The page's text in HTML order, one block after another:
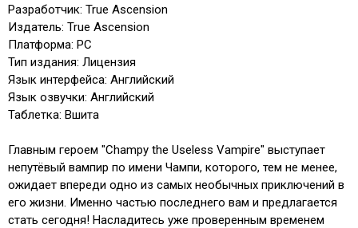
Разработчик: True Ascension
Издатель: True Ascension
Платформа: PC
Тип издания: Лицензия
Язык интерфейса: Английский
Язык озвучки: Английский
Таблетка: Вшита
Главным героем "Champy the Useless Vampire" выступает
непутёвый вампир по имени Чампи, которого, тем не менее,
ожидает впереди одно из самых необычных приключений в
его жизни. Именно частью последнего вам и предлагается
стать сегодня! Насладитесь уже проверенным временем